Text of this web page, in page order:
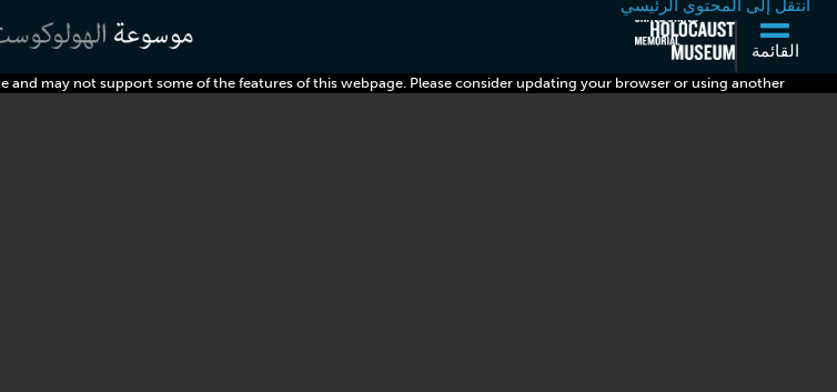
انتقل إلى المحتوى الرئيسي
القائمة
and may not support some of the features of this webpage. Please consider updating your browser or using another.